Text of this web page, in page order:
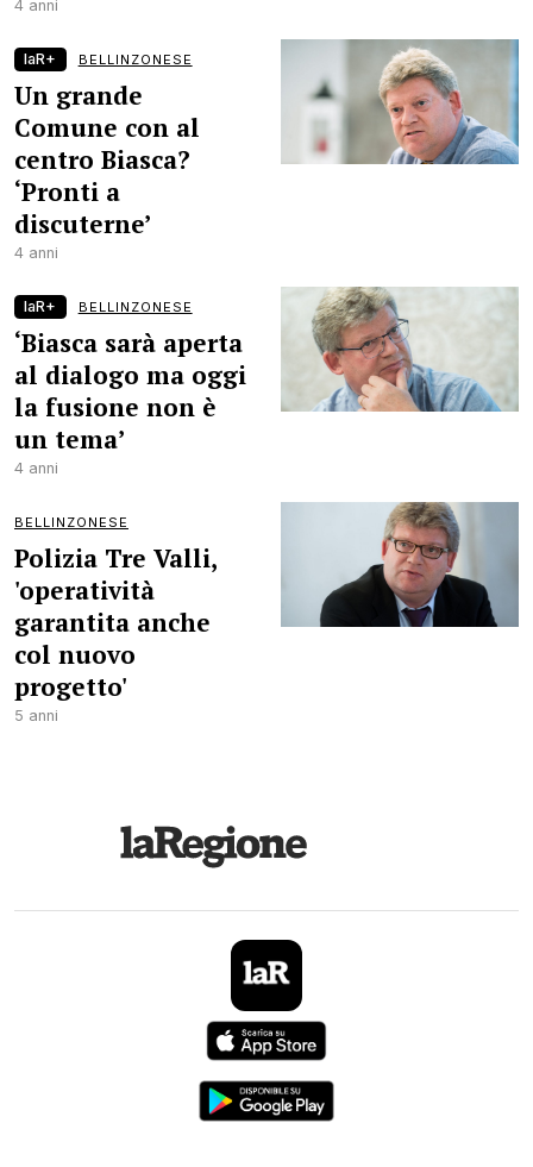
4 anni
laR+ BELLINZONESE
Un grande
Comune con al
centro Biasca?
‘Pronti a
discuterne’
4 anni
laR+ BELLINZONESE
‘Biasca sarà aperta
al dialogo ma oggi
la fusione non è
un tema’
4 anni
BELLINZONESE
Polizia Tre Valli,
'operatività
garantita anche
col nuovo
progetto'
5 anni